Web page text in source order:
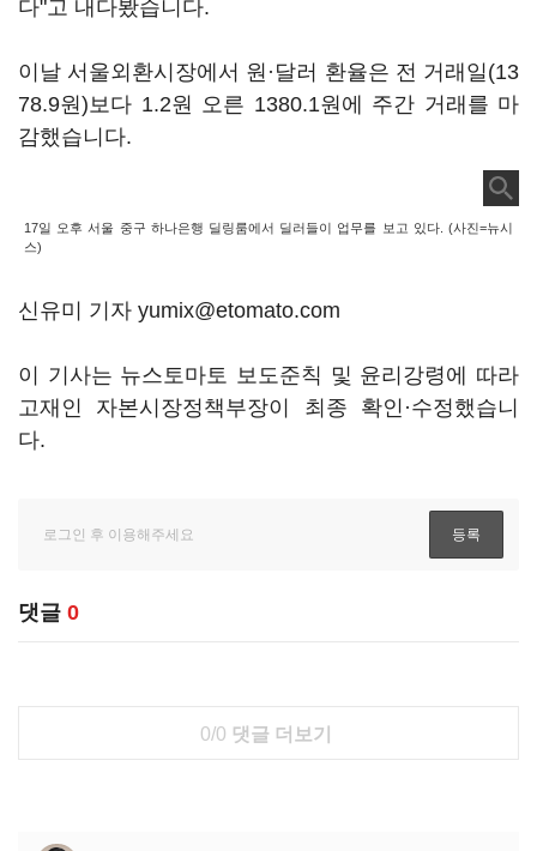
다"고 내다봤습니다.
이날 서울외환시장에서 원·달러 환율은 전 거래일(13
78.9원)보다 1.2원 오른 1380.1원에 주간 거래를 마
감했습니다.
17일 오후 서울 중구 하나은행 딜링룸에서 딜러들이 업무를 보고 있다. (사진=뉴시
스)
신유미 기자 yumix@etomato.com
이 기사는 뉴스토마토 보도준칙 및 윤리강령에 따라
고재인 자본시장정책부장이 최종 확인·수정했습니
다.
댓글 0
0/0 댓글 더보기